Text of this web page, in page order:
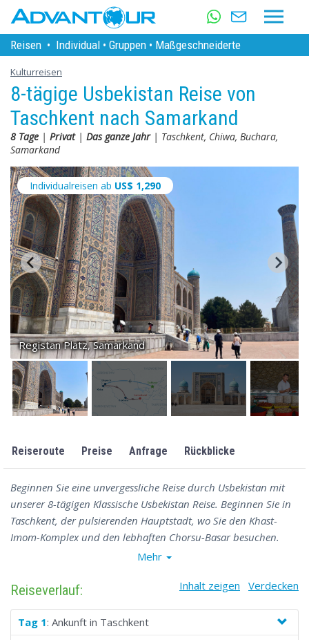
Reisen • Individual • Gruppen • Maßgeschneiderte
Kulturreisen
8-tägige Usbekistan Reise von
Taschkent nach Samarkand
8 Tage | Privat| Das ganze Jahr| Taschkent, Chiwa, Buchara,
Samarkand
Individualreisen ab US$ 1,290
Registan Platz, Samarkand
Reiseroute Preise Anfrage Rückblicke
Beginnen Sie eine unvergessliche Reise durch Usbekistan mit
unserer 8-tägigen Klassische Usbekistan Reise. Beginnen Sie in
Taschkent, der pulsierenden Hauptstadt, wo Sie den Khast-
Imom-Komplex und den lebhaften Chorsu-Basar besuchen.
Fliegen Sie nach Urgentsch und erkunden Sie die alte Ichan-
gehört. Durch die Kyzylkum-Wüste erreichen Sie die historische
Minarett besichtigen. In Samarkand bestaunen Sie den
Mehr
Reiseverlauf: Inhalt zeigen Verdecken
Tag 1: Ankunft in Taschkent